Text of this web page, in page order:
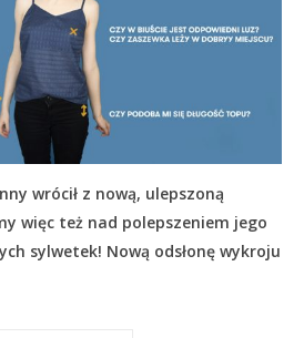
wrócił z nową, ulepszoną
więc też nad polepszeniem jego
sylwetek! Nową odsłonę wykroju